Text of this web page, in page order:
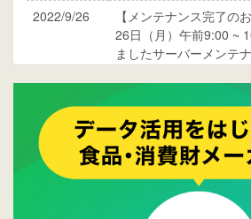
2022/9/26
【メンテナンス完了の
26日（月）午前9:00 ~
ましたサーバーメンテ
ご覧ください。
2015/10/19
ウレコンのサイト機能
プ。詳細はこちら。⇒
2015/09/28
ウレコンが機能拡充し
しました。⇒
ウレコン